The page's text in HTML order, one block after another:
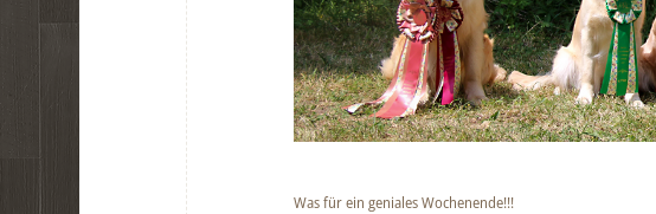
Was für ein geniales Wochenende!!!